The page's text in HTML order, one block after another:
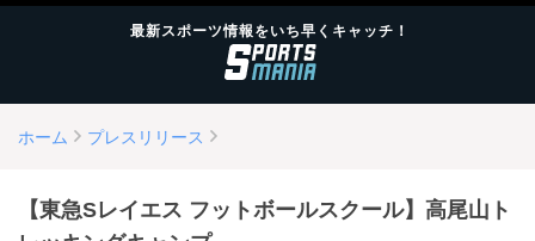
最新スポーツ情報をいち早くキャッチ！
ホーム プレスリリース
【東急Sレイエス フットボールスクール】高尾山ト